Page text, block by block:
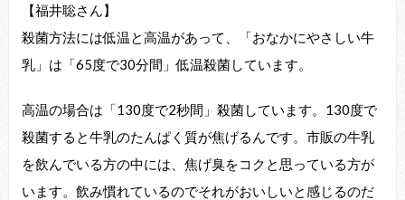
【福井聡さん】
殺菌方法には低温と高温があって、「おなかにやさしい牛
乳」は「65度で30分間」低温殺菌しています。
高温の場合は「130度で2秒間」殺菌しています。130度で
殺菌すると牛乳のたんぱく質が焦げるんです。市販の牛乳
を飲んでいる方の中には、焦げ臭をコクと思っている方が
います。飲み慣れているのでそれがおいしいと感じるのだ